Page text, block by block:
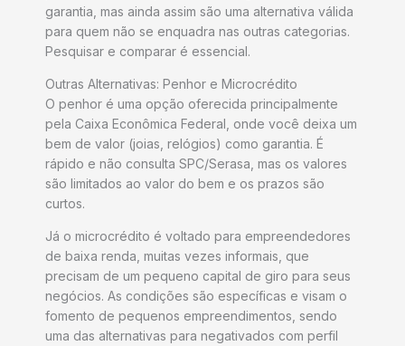
garantia, mas ainda assim são uma alternativa válida
para quem não se enquadra nas outras categorias.
Pesquisar e comparar é essencial.
Outras Alternativas: Penhor e Microcrédito
O penhor é uma opção oferecida principalmente
pela Caixa Econômica Federal, onde você deixa um
bem de valor (joias, relógios) como garantia. É
rápido e não consulta SPC/Serasa, mas os valores
são limitados ao valor do bem e os prazos são
curtos.
Já o microcrédito é voltado para empreendedores
de baixa renda, muitas vezes informais, que
precisam de um pequeno capital de giro para seus
negócios. As condições são específicas e visam o
fomento de pequenos empreendimentos, sendo
uma das alternativas para negativados com perfil